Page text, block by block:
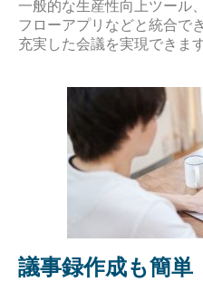
一般的な生産性向上ツール
フローアプリなどと統合で
充実した会議を実現できます
議事録作成も簡単